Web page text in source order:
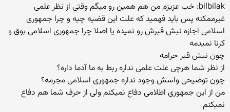
bilbilak: خب عزیزم من هم همین رو میگم وقتی از نظر علمی
غیرممكنه پس باید فهمید كه علت این قضیه چیه و چرا جمهوری
اسلامی اجازه نبش قبرش رو نمیده یا اصلا چرا جمهوری اسلامی بوق و
كرنا نمیدمه
چون نبش قبر حرامه
از نظر شما هرچی علت علمی نداره ربط به ما آدما داره؟
چون توضیحی واسش وجود نداره جمهوری اسلامی مجرمه؟
من از این جمهوری اظلامی دفاع نمیکنم ولی از حرف شما هم دفاع
نمیکنم